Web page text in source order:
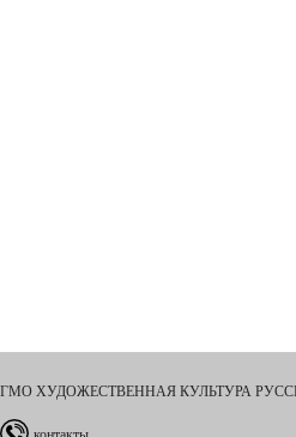
ГМО ХУДОЖЕСТВЕННАЯ КУЛЬТУРА